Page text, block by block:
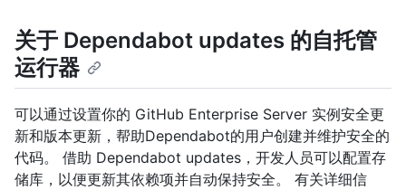
关于 Dependabot updates 的自托管
运行器
可以通过设置你的 GitHub Enterprise Server 实例安全更
新和版本更新，帮助Dependabot的用户创建并维护安全的
代码。 借助 Dependabot updates，开发人员可以配置存
储库，以便更新其依赖项并自动保持安全。 有关详细信